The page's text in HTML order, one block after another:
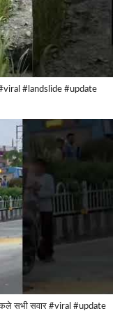
#landslide #update
सभी सवार #viral #update